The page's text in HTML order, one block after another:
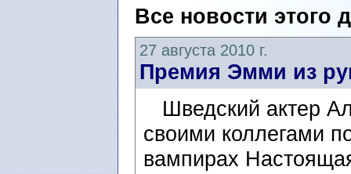
Все новости этого
27 августа 2010 г.
Премия Эмми из
Шведский актер
своими коллегами
вампирах